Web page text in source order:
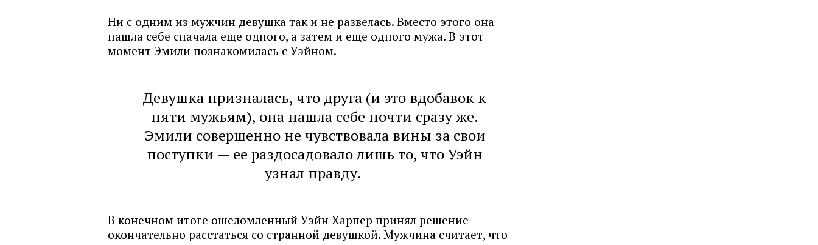
Ни с одним из мужчин девушка так и не развелась. Вместо этого она
нашла себе сначала еще одного, а затем и еще одного мужа. В этот
момент Эмили познакомилась с Уэйном.
Девушка призналась, что друга (и это вдобавок к
пяти мужьям), она нашла себе почти сразу же.
Эмили совершенно не чувствовала вины за свои
поступки — ее раздосадовало лишь то, что Уэйн
узнал правду.
В конечном итоге ошеломленный Уэйн Харпер принял решение
окончательно расстаться со странной девушкой. Мужчина считает, что